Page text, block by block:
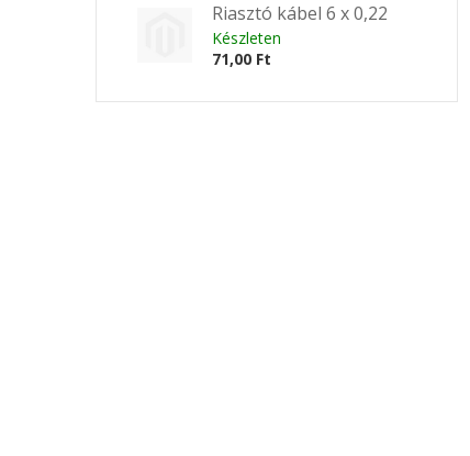
Riasztó kábel 6 x 0,22
Készleten
71,00 Ft